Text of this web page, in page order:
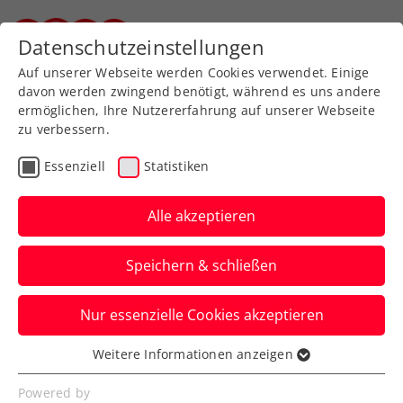
Zurück zur Newsübersicht
Kids & Jugend
Tennis Schager Talentino
Nicht nur trainieren, sondern auch
Matchpraxis sammeln – so lautet die
Devise beim Tennis Schager Talentino
Cup.
Verfasst von: STTV Büro, 12.08.2024
Datenschutzeinstellungen
Auf unserer Webseite werden Cookies verwendet. Einige
davon werden zwingend benötigt, während es uns andere
ermöglichen, Ihre Nutzererfahrung auf unserer Webseite
zu verbessern.
Essenziell Statistiken
Alle akzeptieren
Speichern & schließen
Nur essenzielle Cookies akzeptieren
Essenziell
Essenzielle Cookies werden für grundlegende
Weitere Informationen anzeigen
Powered by